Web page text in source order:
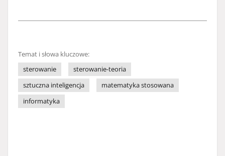
Temat i słowa kluczowe:
sterowanie
sterowanie-teoria
sztuczna inteligencja
matematyka stosowana
informatyka